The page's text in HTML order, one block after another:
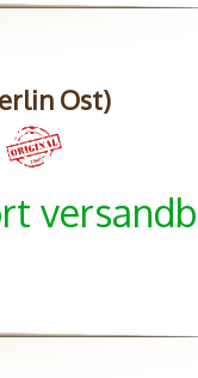
Ost)